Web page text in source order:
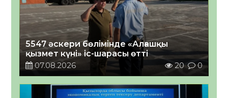
5547 әскери бөлімінде «Алғашқы
қызмет күні» іс-шарасы өтті
07.08.2026
20 0